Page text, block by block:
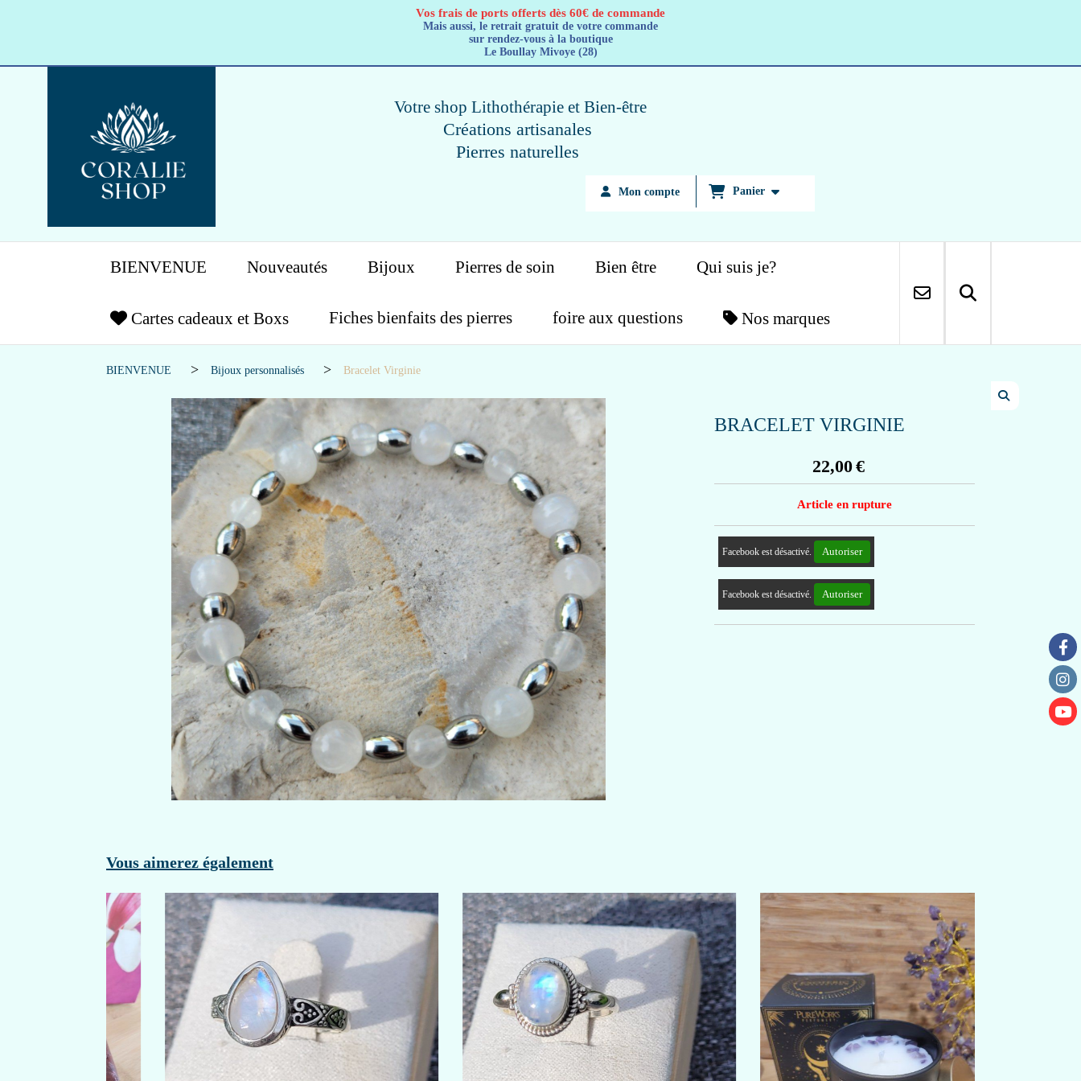
Vos frais de ports offerts dès 60€ de commande
Mais aussi, le retrait gratuit de votre commande
sur rendez-vous à la boutique
Le Boullay Mivoye (28)
Votre shop Lithothérapie et Bien-être
Créations artisanales
Pierres naturelles
Mon compte Panier
BIENVENUE Nouveautés Bijoux Pierres de soin Bien être Qui suis je?
Cartes cadeaux et Boxs Fiches bienfaits des pierres foire aux questions Nos marques
BIENVENUE Bijoux personnalisés Bracelet Virginie
BRACELET VIRGINIE
22,00€
Article en rupture
Facebook est désactivé. Autoriser
Facebook est désactivé. Autoriser
Vous aimerez également